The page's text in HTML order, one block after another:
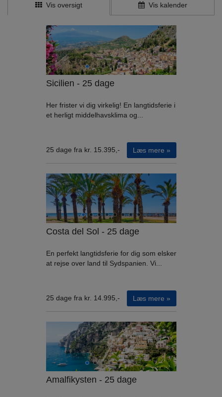
Vis oversigt Vis kalender
Sicilien - 25 dage
Her frister vi dig virkelig! En langtidsferie i
et herligt middelhavsklima og...
25 dage fra kr. 15.395,- Læs mere »
Costa del Sol - 25 dage
En perfekt langtidsferie for dig som elsker
at rejse over land til Sydspanien. Vi...
25 dage fra kr. 14.995,- Læs mere »
Amalfikysten - 25 dage